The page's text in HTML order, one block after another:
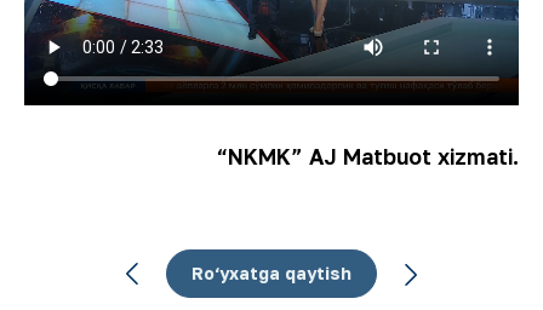
“NKMK” AJ Matbuot xizmati.
Ro‘yxatga qaytish